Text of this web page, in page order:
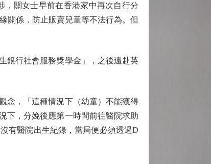
關女士早前在香港家中再次自行分
關係，防止販賣兒童等不法行為。但
行社會服務獎學金」，之後遠赴英
，「這種情況下（幼童）不能獲得
下，分娩後應第一時間前往醫院求助
有醫院出生紀錄，當局便必須透過D